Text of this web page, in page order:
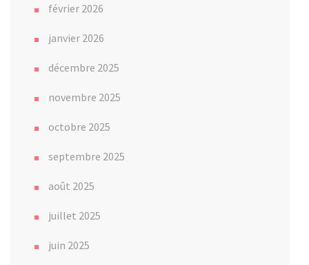
février 2026
janvier 2026
décembre 2025
novembre 2025
octobre 2025
septembre 2025
août 2025
juillet 2025
juin 2025